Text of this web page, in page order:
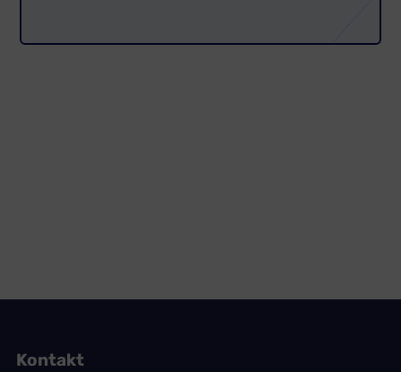
Kontakt